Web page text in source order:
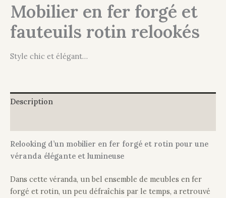
Mobilier en fer forgé et
fauteuils rotin relookés
Style chic et élégant…
Description
Relooking d’un mobilier en fer forgé et rotin pour une
véranda élégante et lumineuse
Dans cette véranda, un bel ensemble de meubles en fer
forgé et rotin, un peu défraîchis par le temps, a retrouvé